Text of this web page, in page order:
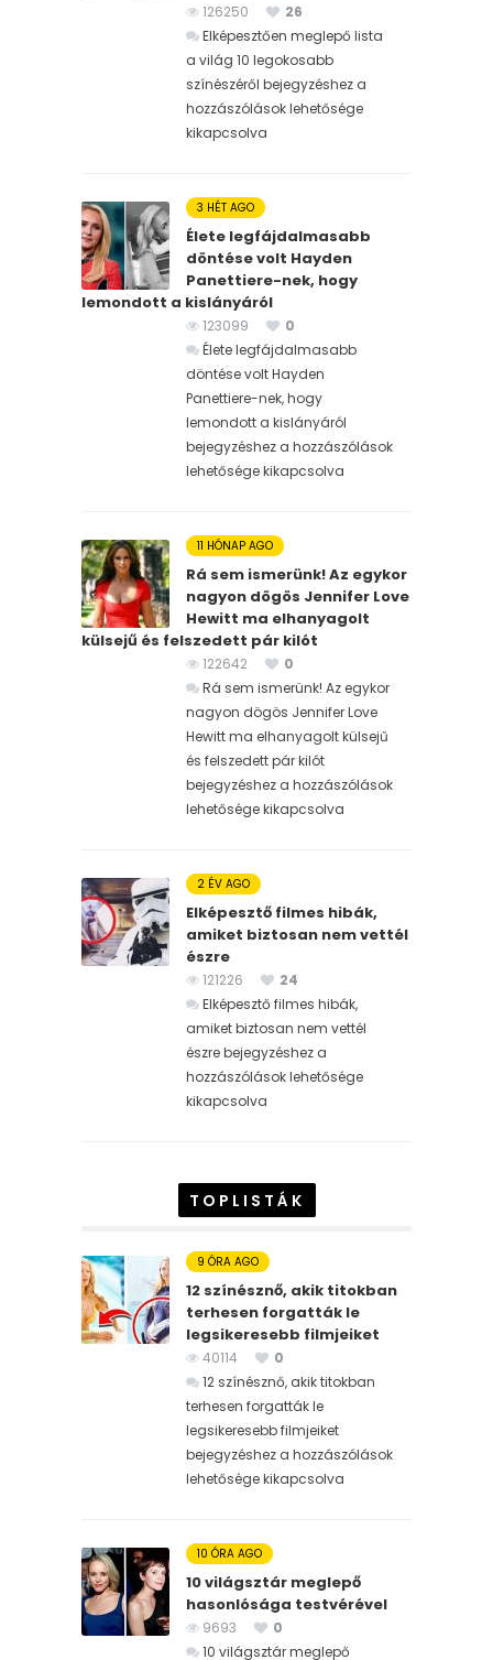
126250
26
Elképesztően meglepő lista
a világ 10 legokosabb
színészéről bejegyzéshez a
hozzászólások lehetősége
kikapcsolva
3 HÉT AGO
Élete legfájdalmasabb
döntése volt Hayden
Panettiere-nek, hogy
lemondott a kislányáról
123099
0
Élete legfájdalmasabb
döntése volt Hayden
Panettiere-nek, hogy
lemondott a kislányáról
bejegyzéshez a hozzászólások
lehetősége kikapcsolva
11 HÓNAP AGO
Rá sem ismerünk! Az egykor
nagyon dögös Jennifer Love
Hewitt ma elhanyagolt
külsejű és felszedett pár kilót
122642
0
Rá sem ismerünk! Az egykor
nagyon dögös Jennifer Love
Hewitt ma elhanyagolt külsejű
és felszedett pár kilót
bejegyzéshez a hozzászólások
lehetősége kikapcsolva
2 ÉV AGO
Elképesztő filmes hibák,
amiket biztosan nem vettél
észre
121226
24
Elképesztő filmes hibák,
amiket biztosan nem vettél
észre bejegyzéshez a
hozzászólások lehetősége
kikapcsolva
TOPLISTÁK
9 ÓRA AGO
12 színésznő, akik titokban
terhesen forgatták le
legsikeresebb filmjeiket
40114
0
12 színésznő, akik titokban
terhesen forgatták le
legsikeresebb filmjeiket
bejegyzéshez a hozzászólások
lehetősége kikapcsolva
10 ÓRA AGO
10 világsztár meglepő
hasonlósága testvérével
9693
0
10 világsztár meglepő